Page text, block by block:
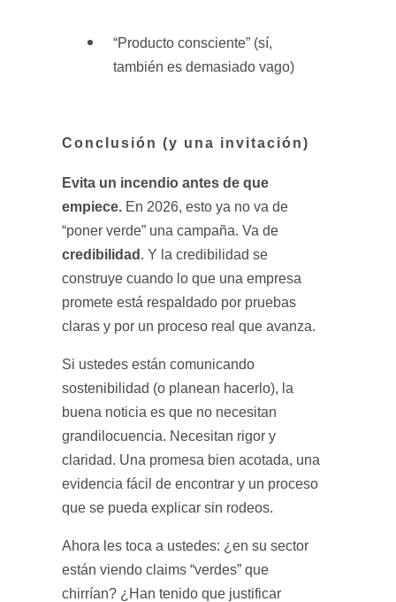
“Producto consciente” (sí,
también es demasiado vago)
Conclusión (y una invitación)
Evita un incendio antes de que
empiece. En 2026, esto ya no va de
“poner verde” una campaña. Va de
credibilidad. Y la credibilidad se
construye cuando lo que una empresa
promete está respaldado por pruebas
claras y por un proceso real que avanza.
Si ustedes están comunicando
sostenibilidad (o planean hacerlo), la
buena noticia es que no necesitan
grandilocuencia. Necesitan rigor y
claridad. Una promesa bien acotada, una
evidencia fácil de encontrar y un proceso
que se pueda explicar sin rodeos.
Ahora les toca a ustedes: ¿en su sector
están viendo claims “verdes” que
chirrían? ¿Han tenido que justificar